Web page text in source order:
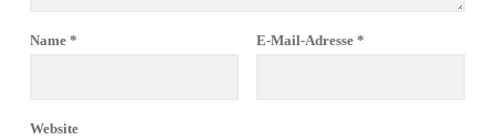
Name * E-Mail-Adresse *
Website